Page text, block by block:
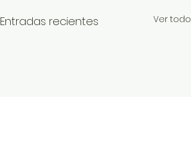
Entradas recientes Ver todo